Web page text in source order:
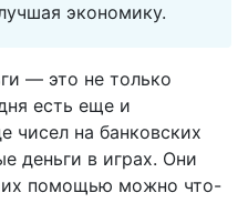
экономику.
— это не только
есть еще и
чисел на банковских
деньги в играх. Они
их помощью можно что-